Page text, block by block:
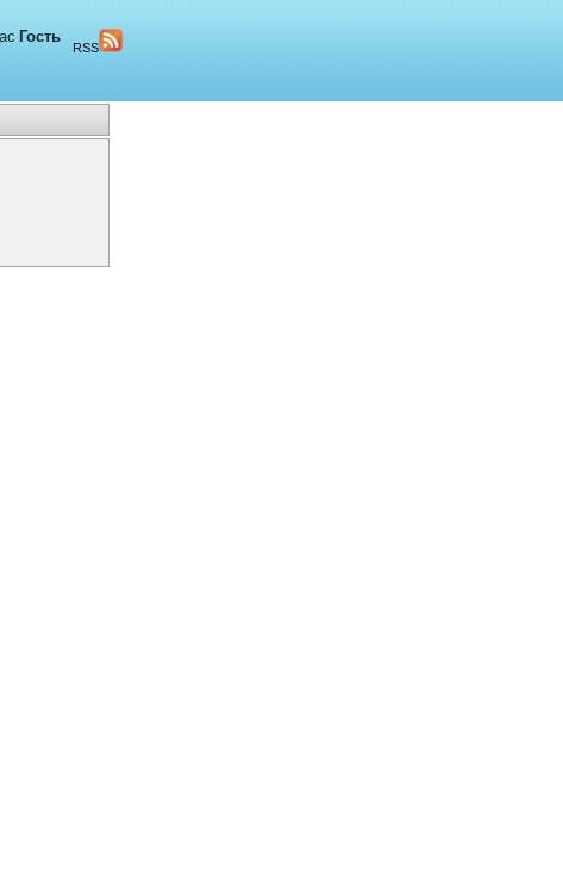
Гость
RSS